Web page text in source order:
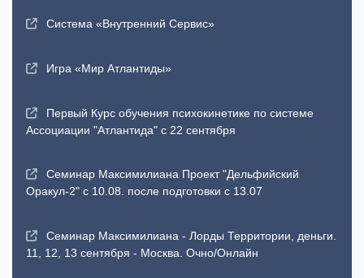
Система «Внутренний Сервис»
Игра «Мир Атлантиды»
Первый Курс обучения психокинетике по системе
Ассоциации "Атлантида" с 22 сентября
Семинар Максимилиана Проект "Дельфийский
Оракул-2" с 10.08. после подготовки с 13.07
Семинар Максимилиана - Лорды Территории, деньги.
11, 12, 13 сентября - Москва. Очно/Онлайн